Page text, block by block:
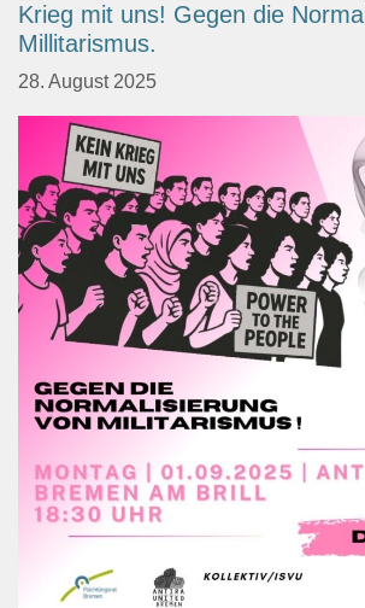
Krieg mit uns! Gegen die
Millitarismus.
28. August 2025